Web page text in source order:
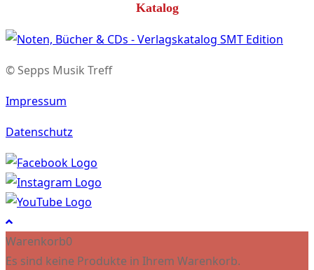
Katalog
© Sepps Musik Treff
Impressum
Datenschutz
Warenkorb0
Es sind keine Produkte in Ihrem Warenkorb.